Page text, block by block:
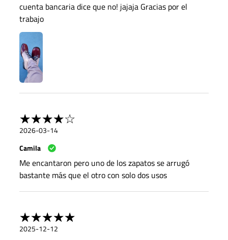
cuenta bancaria dice que no! jajaja Gracias por el
trabajo
2026-03-14
Camila
Me encantaron pero uno de los zapatos se arrugó
bastante más que el otro con solo dos usos
2025-12-12